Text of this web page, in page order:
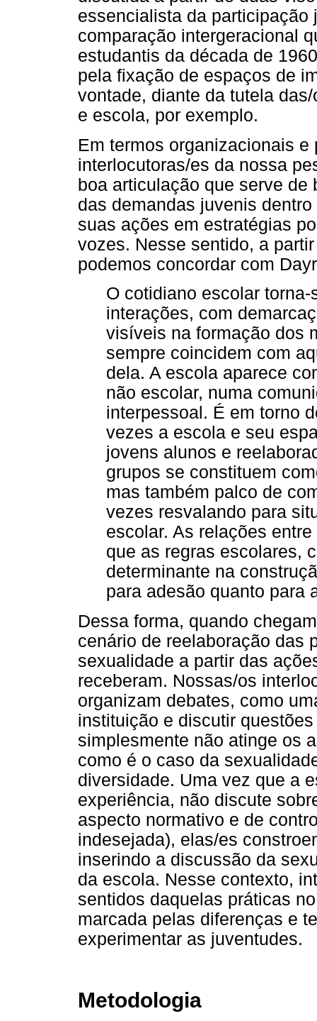
essencialista da
comparação intergeracional
estudantis da década de
pela fixação de espaços de
vontade, diante da tutela
e escola, por exemplo.
Em termos organizacionais
interlocutoras/es da nossa
boa articulação que serve de
das demandas juvenis
suas ações em estratégias
vozes. Nesse sentido, a
podemos concordar com
O cotidiano escolar
interações, com
visíveis na formação dos
sempre coincidem com
dela. A escola aparece
não escolar, numa
interpessoal. É em torno
vezes a escola e seu
jovens alunos e
grupos se constituem
mas também palco de
vezes resvalando para
escolar. As relações
que as regras escolares,
determinante na
para adesão quanto para
Dessa forma, quando
cenário de reelaboração das
sexualidade a partir das
receberam. Nossas/os
organizam debates, como
instituição e discutir
simplesmente não atinge os
como é o caso da
diversidade. Uma vez que a
experiência, não discute
aspecto normativo e de
indesejada), elas/es
inserindo a discussão da
da escola. Nesse contexto,
sentidos daquelas práticas
marcada pelas diferenças e
experimentar as juventudes.
Metodologia